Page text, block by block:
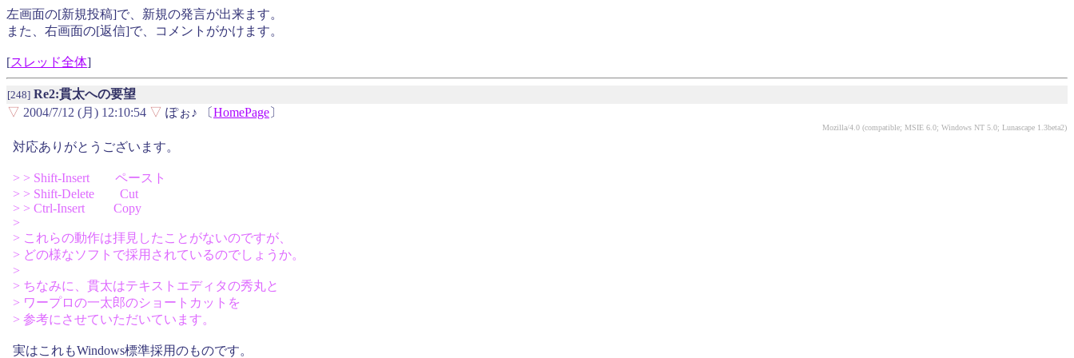
左画面の[新規投稿]で、新規の発言が出来ます。
また、右画面の[返信]で、コメントがかけます。
[スレッド全体]
[248] Re2:貫太への要望
▽ 2004/7/12 (月) 12:10:54 ▽ ぽぉ♪ 〔HomePage〕
Mozilla/4.0 (compatible; MSIE 6.0; Windows NT 5.0; Lunascape 1.3beta2)
対応ありがとうございます。
> > Shift-Insert ペースト
> > Shift-Delete Cut
> > Ctrl-Insert Copy
>
> これらの動作は拝見したことがないのですが、
> どの様なソフトで採用されているのでしょうか。
>
> ちなみに、貫太はテキストエディタの秀丸と
> ワープロの一太郎のショートカットを
> 参考にさせていただいています。
実はこれもWindows標準採用のものです。